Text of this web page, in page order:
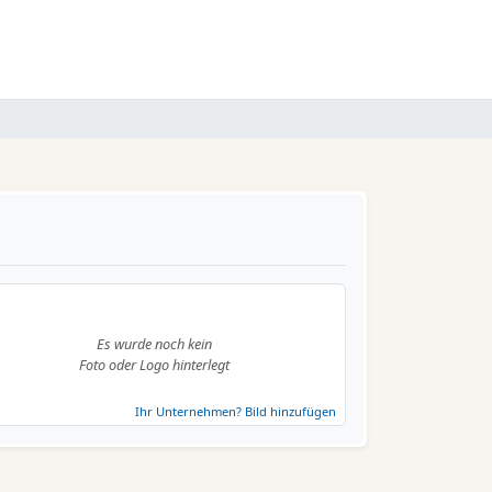
Es wurde noch kein
Foto oder Logo hinterlegt
Ihr Unternehmen? Bild hinzufügen